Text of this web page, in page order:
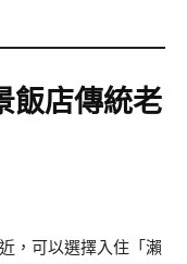
店傳統老
，可以選擇入住「瀨